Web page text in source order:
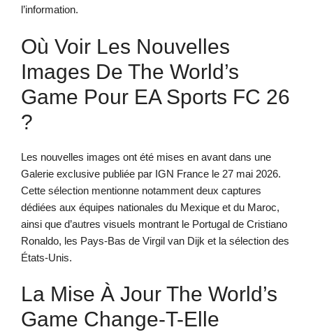
l’information.
Où Voir Les Nouvelles
Images De The World’s
Game Pour EA Sports FC 26
?
Les nouvelles images ont été mises en avant dans une
Galerie exclusive publiée par IGN France le 27 mai 2026.
Cette sélection mentionne notamment deux captures
dédiées aux équipes nationales du Mexique et du Maroc,
ainsi que d’autres visuels montrant le Portugal de Cristiano
Ronaldo, les Pays-Bas de Virgil van Dijk et la sélection des
États-Unis.
La Mise À Jour The World’s
Game Change-T-Elle